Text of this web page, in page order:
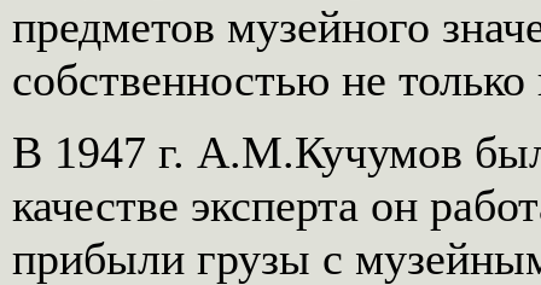
предметов музейного
собственностью не
В 1947 г. А.М.Кучумов
качестве эксперта он
прибыли грузы с